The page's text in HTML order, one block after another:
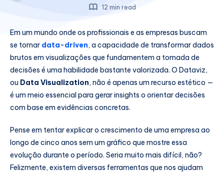
12 min read
Em um mundo onde os profissionais e as empresas buscam
se tornar data-driven, a capacidade de transformar dados
brutos em visualizações que fundamentem a tomada de
decisões é uma habilidade bastante valorizada. O Dataviz,
ou Data Visualization, não é apenas um recurso estético —
é um meio essencial para gerar insights o orientar decisões
com base em evidências concretas.
Pense em tentar explicar o crescimento de uma empresa ao
longo de cinco anos sem um gráfico que mostre essa
evolução durante o período. Seria muito mais difícil, não?
Felizmente, existem diversas ferramentas que nos ajudam